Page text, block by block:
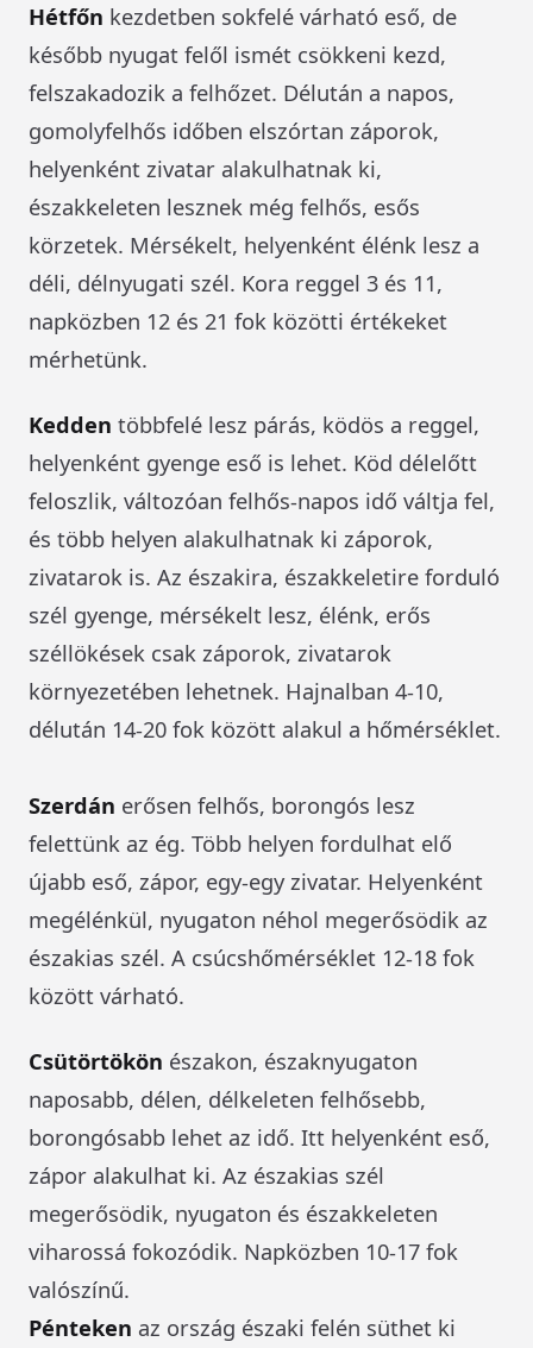
Hétfőn kezdetben sokfelé várható eső, de
később nyugat felől ismét csökkeni kezd,
felszakadozik a felhőzet. Délután a napos,
gomolyfelhős időben elszórtan záporok,
helyenként zivatar alakulhatnak ki,
északkeleten lesznek még felhős, esős
körzetek. Mérsékelt, helyenként élénk lesz a
déli, délnyugati szél. Kora reggel 3 és 11,
napközben 12 és 21 fok közötti értékeket
mérhetünk.
Kedden többfelé lesz párás, ködös a reggel,
helyenként gyenge eső is lehet. Köd délelőtt
feloszlik, változóan felhős-napos idő váltja fel,
és több helyen alakulhatnak ki záporok,
zivatarok is. Az északira, északkeletire forduló
szél gyenge, mérsékelt lesz, élénk, erős
széllökések csak záporok, zivatarok
környezetében lehetnek. Hajnalban 4-10,
délután 14-20 fok között alakul a hőmérséklet.
Szerdán erősen felhős, borongós lesz
felettünk az ég. Több helyen fordulhat elő
újabb eső, zápor, egy-egy zivatar. Helyenként
megélénkül, nyugaton néhol megerősödik az
északias szél. A csúcshőmérséklet 12-18 fok
között várható.
Csütörtökön északon, északnyugaton
naposabb, délen, délkeleten felhősebb,
borongósabb lehet az idő. Itt helyenként eső,
zápor alakulhat ki. Az északias szél
megerősödik, nyugaton és északkeleten
viharossá fokozódik. Napközben 10-17 fok
valószínű.
Pénteken az ország északi felén süthet ki